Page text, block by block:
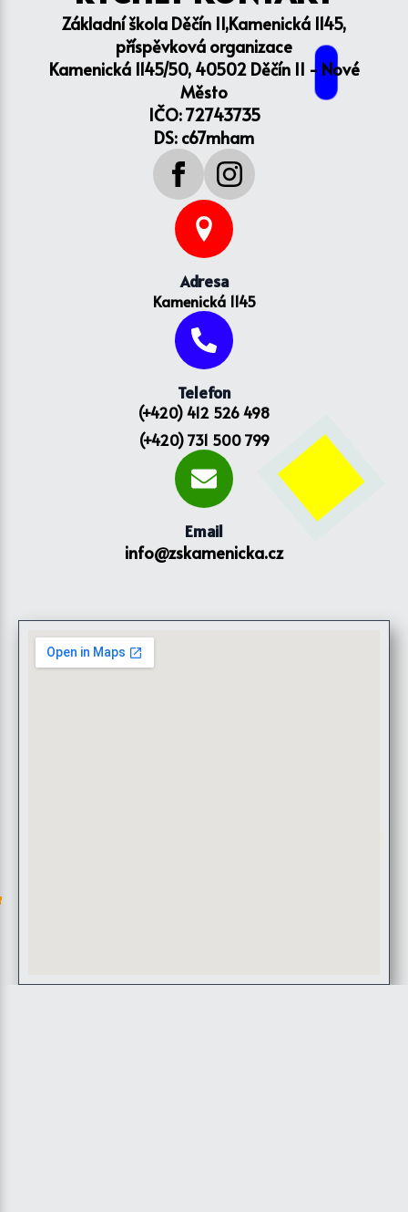
Základní škola Děčín II,Kamenická 1145,
příspěvková organizace
Kamenická 1145/50, 40502 Děčín II - Nové
Město
IČO: 72743735
DS: c67mham
Adresa
Kamenická 1145
Telefon
(+420) 412 526 498
(+420) 731 500 799
Email
info@zskamenicka.cz